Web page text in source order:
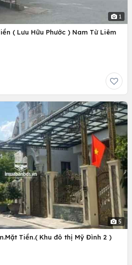
1
( Lưu Hữu Phước ) Nam Từ Liêm
5
Tiền.( Khu đô thị Mỹ Đình 2 )